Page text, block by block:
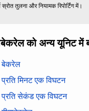
तुलना और नियामक रिपोर्टिंग में।
को अन्य यूनिट में
बेकरेल
मिनट एक विघटन
सेकंड एक विघटन